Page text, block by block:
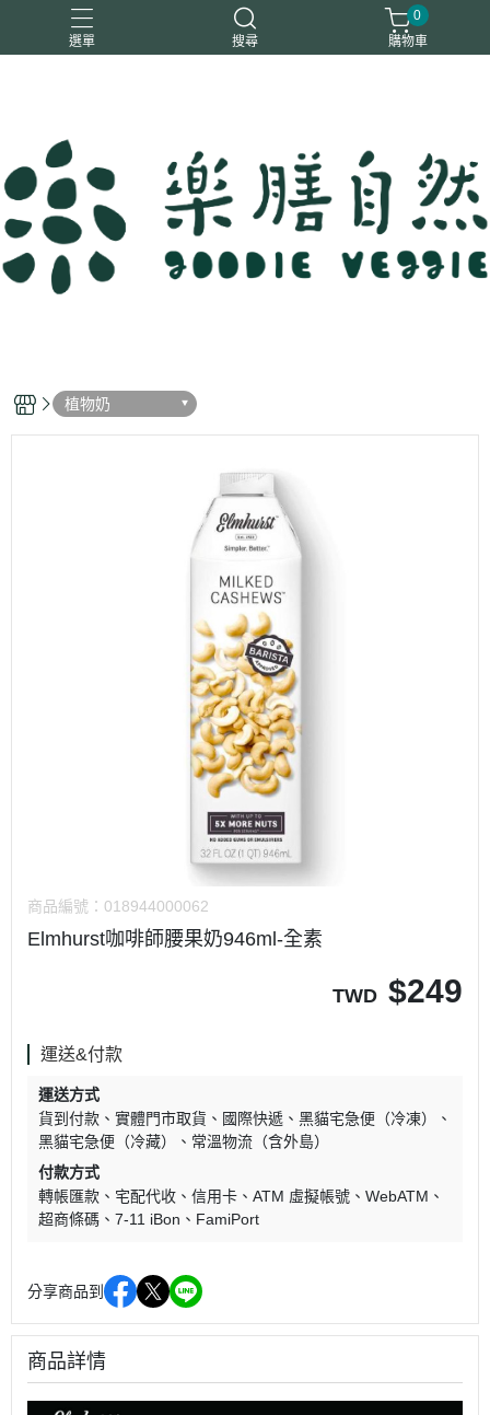
選單 搜尋
一樂鶴
0
購物車
植物奶
商品編號： 018944000062
Elmhurst咖啡師腰果奶946ml-全素
TWD $249
運送&付款
運送方式
貨到付款
實體門市取貨 國際快遞
黑貓宅急便（冷凍）
黑貓宅急便（冷藏）
常溫物流（含外島）
付款方式
轉帳匯款
宅配代收 信用卡 ATM 虛擬帳號
WebATM
超商條碼
7-11 iBon FamiPort
分享商品到
商品詳情